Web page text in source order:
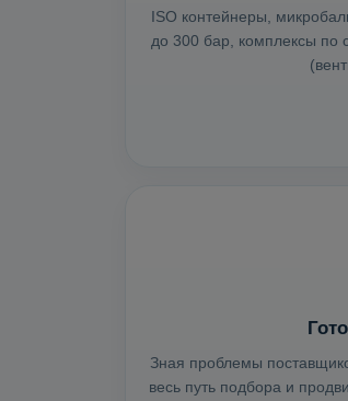
ISO контейнеры,
до 300 бар, комплексы по
Зная проблемы
весь путь подбора и